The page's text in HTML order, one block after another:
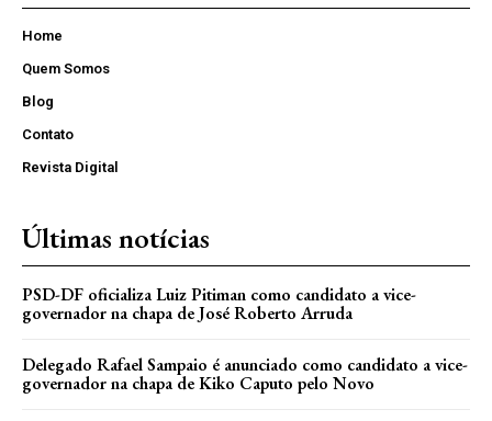
Home
Quem Somos
Blog
Contato
Revista Digital
Últimas notícias
PSD-DF oficializa Luiz Pitiman como candidato a vice-
governador na chapa de José Roberto Arruda
Delegado Rafael Sampaio é anunciado como candidato a vice-
governador na chapa de Kiko Caputo pelo Novo